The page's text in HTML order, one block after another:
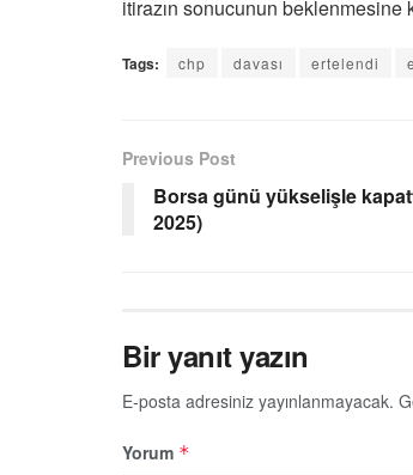
itirazın sonucunun beklenmesine
Tags: chp davası ertelendi
Previous Post
Borsa günü yükselişle
2025)
Bir yanıt yazın
E-posta adresiniz yayınlanmayacak.
Yorum *